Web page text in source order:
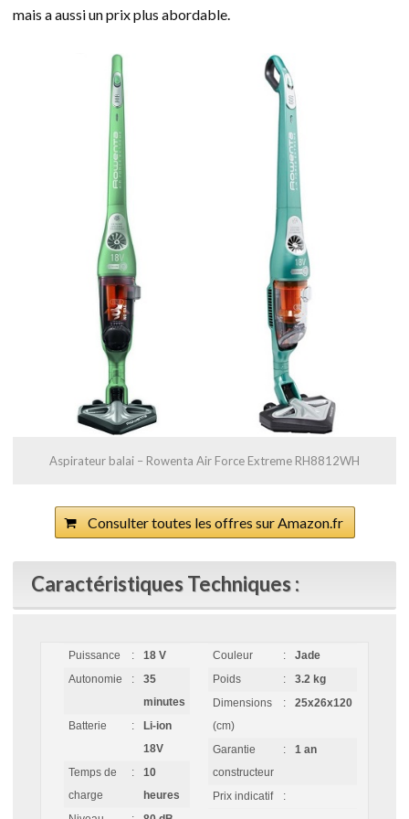
mais a aussi un prix plus abordable.
Aspirateur balai – Rowenta Air Force Extreme RH8812WH
Consulter toutes les offres sur Amazon.fr
Caractéristiques Techniques :
Puissance :
18 V
Autonomie
:
35
minutes
Batterie
:
Li-ion
18V
Temps de
charge
:
10
heures
Couleur :
Jade
Poids
:
3.2 kg
Dimensions
(cm)
: 25x26x120
Garantie
constructeur
: 1 an
Prix indicatif :